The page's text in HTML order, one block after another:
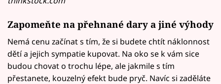
Zapomeňte na přehnané dary a jiné výhody
Nemá cenu začínat s tím, že si budete chtít náklonnost
dětí a jejich sympatie kupovat. Na oko se k vám sice
budou chovat o trochu lépe, ale jakmile s tím
přestanete, kouzelný efekt bude pryč. Navíc si zaděláte